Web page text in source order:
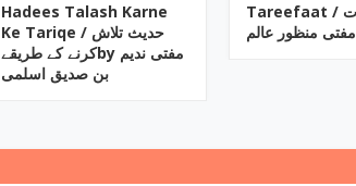
Hadees Talash Karne
Ke Tariqe / حدیث تلاش
کرنے کے طریقےby مفتی ندیم
بن صدیق اسلمی
Tareefaat / تعریفاتby
مفتی منظور عالم